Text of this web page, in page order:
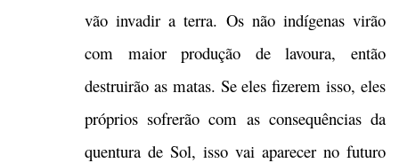
vão invadir a terra. Os não indígenas virão
com maior produção de lavoura, então
destruirão as matas. Se eles fizerem isso, eles
próprios sofrerão com as consequências da
quentura de Sol, isso vai aparecer no futuro